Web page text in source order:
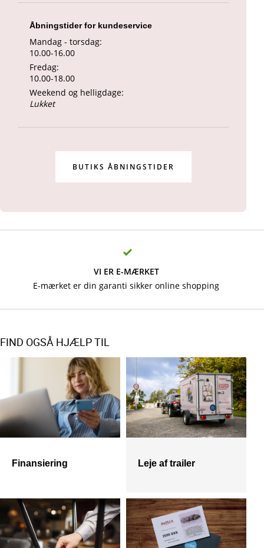
Åbningstider for kundeservice
Mandag - torsdag:
10.00-16.00
Fredag:
10.00-18.00
Weekend og helligdage:
Lukket
BUTIKS ÅBNINGSTIDER
VI ER E-MÆRKET
E-mærket er din garanti sikker online shopping
FIND OGSÅ HJÆLP TIL
Finansiering Leje af trailer